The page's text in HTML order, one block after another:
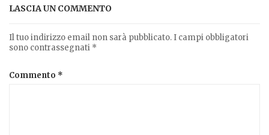
LASCIA UN COMMENTO
Il tuo indirizzo email non sarà pubblicato. I campi obbligatori
sono contrassegnati *
Commento *